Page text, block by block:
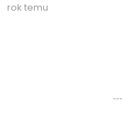
rok temu